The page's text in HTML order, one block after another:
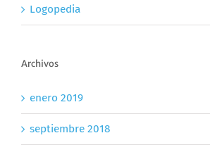
Logopedia
Archivos
enero 2019
septiembre 2018